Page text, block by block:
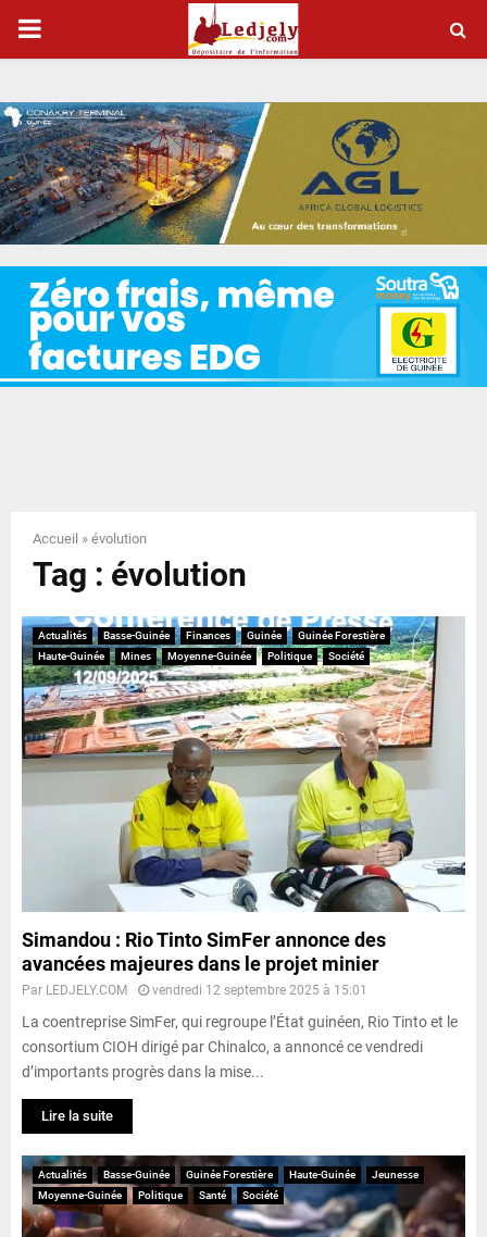
P
I
M
A
Y
N
U
Accueil » évolution
Tag : évolution
Actualités Basse-Guinée Finances Guinée
Guinée Forestière
Haute-Guinée
Mines Moyenne-Guinée Politique Société
Simandou : Rio Tinto SimFer annonce des
avancées majeures dans le projet minier
Par LEDJELY.COM vendredi 12 septembre 2025 à 15:01
La coentreprise SimFer, qui regroupe l’État guinéen, Rio Tinto et le
consortium CIOH dirigé par Chinalco, a annoncé ce vendredi
d’importants progrès dans la mise...
Lire la suite
Actualités Basse-Guinée Guinée Forestière Haute-Guinée
Jeunesse
Moyenne-Guinée
Politique Santé Société